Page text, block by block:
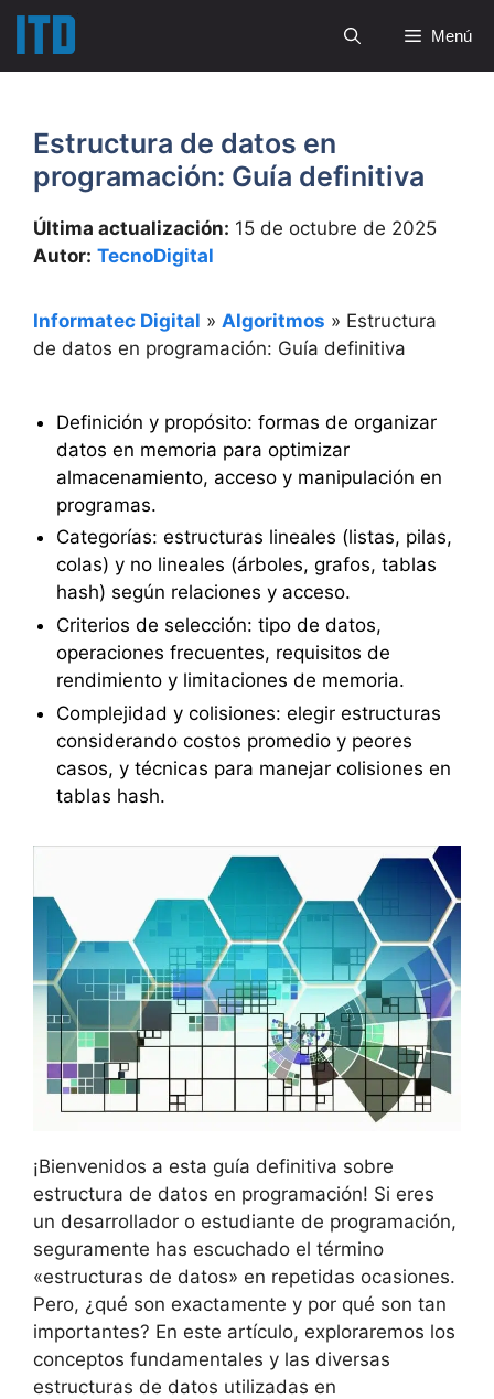
Saltar
contenido
Menú
Estructura de datos en
programación: Guía definitiva
Última actualización: 15 de octubre de 2025
Autor: TecnoDigital
Informatec Digital » Algoritmos » Estructura
de datos en programación: Guía definitiva
Definición y propósito: formas de organizar
datos en memoria para optimizar
almacenamiento, acceso y manipulación en
programas.
Categorías: estructuras lineales (listas, pilas,
colas) y no lineales (árboles, grafos, tablas
hash) según relaciones y acceso.
Criterios de selección: tipo de datos,
operaciones frecuentes, requisitos de
rendimiento y limitaciones de memoria.
Complejidad y colisiones: elegir estructuras
considerando costos promedio y peores
casos, y técnicas para manejar colisiones en
tablas hash.
¡Bienvenidos a esta guía definitiva sobre
estructura de datos en programación! Si eres
un desarrollador o estudiante de programación,
seguramente has escuchado el término
«estructuras de datos» en repetidas ocasiones.
Pero, ¿qué son exactamente y por qué son tan
importantes? En este artículo, exploraremos los
conceptos fundamentales y las diversas
estructuras de datos utilizadas en